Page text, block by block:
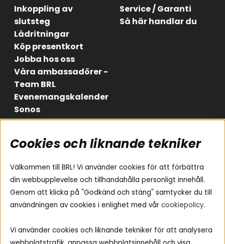
Inkoppling av
slutsteg
Lådritningar
Köp presentkort
Jobba hos oss
Våra ambassadörer -
Team BRL
Evenemangskalender
Sonos
Service / Garanti
Så här handlar du
Områden
Billjud
Hemmaljud
Medarbetare
Vad passar i min bil
Yamaha Musiccast
Ljud till A-traktorn
Ljud till båten
Följ oss
Instagram
Facebook
Youtube
Cookies och liknande tekniker
Välkommen till BRL! Vi använder cookies för att förbättra
din webbupplevelse och tillhandahålla personligt innehåll.
Genom att klicka på "Godkänd och stäng" samtycker du till
användningen av cookies i enlighet med vår cookiepolicy.
Vi använder cookies och liknande tekniker för att analysera